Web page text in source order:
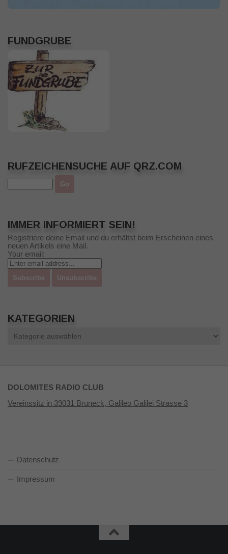
FUNDGRUBE
RUFZEICHENSUCHE AUF QRZ.COM
IMMER INFORMIERT SEIN!
Registriere deine Email und du erhältst beim Erscheinen eines
neuen Artikels eine Mail.
Your email:
KATEGORIEN
DOLOMITES RADIO CLUB
Vereinssitz in 39031 Bruneck, Galileo Galilei Strasse 3
Datenschutz
Impressum